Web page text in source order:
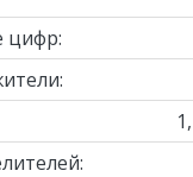
цифр: